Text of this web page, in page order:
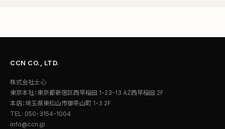
CCN CO., LTD.
株式会社士心
東京本社：東京都新宿区西早稲田 1-23-13 AZ西早稲田 2F
本店：埼玉県東松山市御茶山町 1-3 2F
TEL: 050-3154-1004
info@ccn.jp